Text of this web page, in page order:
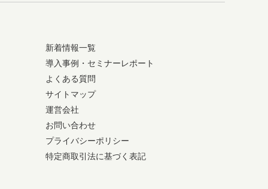
新着情報一覧
導入事例・セミナーレポート
よくある質問
サイトマップ
運営会社
お問い合わせ
プライバシーポリシー
特定商取引法に基づく表記